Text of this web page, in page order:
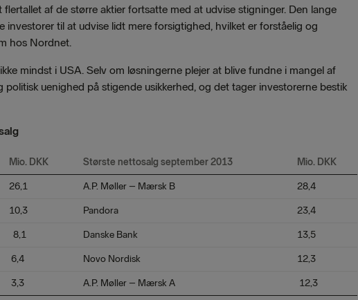
af de større aktier fortsatte med at udvise stigninger. Den lange
til at udvise lidt mere forsigtighed, hvilket er forståelig og
hos Nordnet.
mindst i USA. Selv om løsningerne plejer at blive fundne i mangel af
uenighed på stigende usikkerhed, og det tager investorerne bestik
Mio. DKK Største nettosalg september 2013 Mio. DKK
26,1 A.P. Møller – Mærsk B 28,4
10,3 Pandora 23,4
8,1 Danske Bank 13,5
6,4 Novo Nordisk 12,3
3,3 A.P. Møller – Mærsk A 12,3